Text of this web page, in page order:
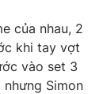
của nhau, 2
khi tay vợt
vào set 3
Simon